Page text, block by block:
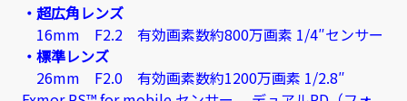
・超広角レンズ
16mm F2.2 有効画素数約800万画素 1/4″センサー
・標準レンズ
26mm F2.0 有効画素数約1200万画素 1/2.8″